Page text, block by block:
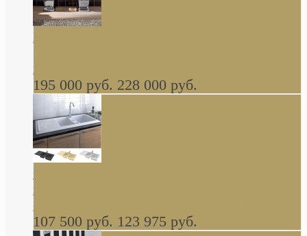
Butterfly Scarabeo КОМПЛЕКТ санфаянса
глянцевая платина В НАЛИЧИИ
195 000 руб. 228 000 руб.
керамическая мойка 1160 x 510 мм белая,
серая, черная, бежевая В НАЛИЧИИ
107 500 руб. 123 975 руб.